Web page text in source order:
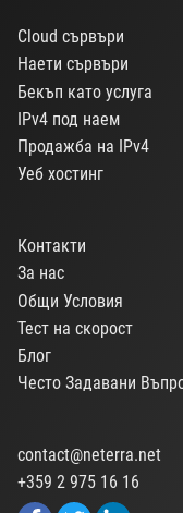
Cloud сървъри
Наети сървъри
Бекъп като услуга
IPv4 под наем
Продажба на IPv4
Уеб хостинг
Контакти
За нас
Общи Условия
Тест на скорост
Блог
Често Задавани
contact@neterra.net
+359 2 975 16 16